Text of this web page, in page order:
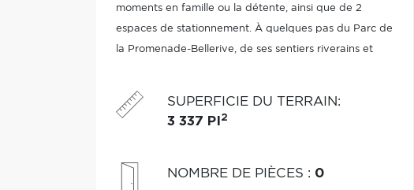
moments en famille ou la détente, ainsi que de 2
espaces de stationnement. À quelques pas du Parc de
la Promenade-Bellerive, de ses sentiers riverains et
commun, écoles, garderies, commerces et services.
SUPERFICIE DU TERRAIN:
3 337 PI 2
NOMBRE DE PIÈCES : 0